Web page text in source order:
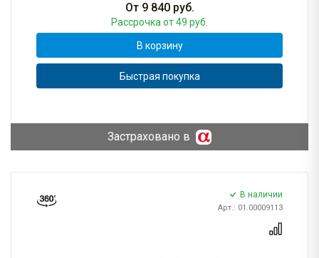
От 9 840руб.
Рассрочка от 49 руб.
В корзину
Быстрая покупка
Застраховано в
В наличии
Арт.: 01.00009113